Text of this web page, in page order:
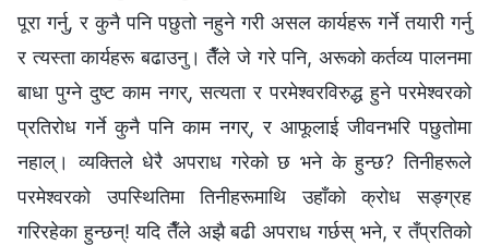
पूरा गर्नु, र कुनै पनि पछुतो नहुने गरी असल कार्यहरू गर्ने तयारी गर्नु
र त्यस्ता कार्यहरू बढाउनु। तैँले जे गरे पनि, अरूको कर्तव्य पालनमा
बाधा पुग्ने दुष्ट काम नगर्, सत्यता र परमेश्‍वरविरुद्ध हुने परमेश्‍वरको
प्रतिरोध गर्ने कुनै पनि काम नगर्, र आफूलाई जीवनभरि पछुतोमा
नहाल्। व्यक्तिले धेरै अपराध गरेको छ भने के हुन्छ? तिनीहरूले
परमेश्‍वरको उपस्थितिमा तिनीहरूमाथि उहाँको क्रोध सङ्ग्रह
गरिरहेका हुन्छन्! यदि तैँले अझै बढी अपराध गर्छस् भने, र तँप्रतिको